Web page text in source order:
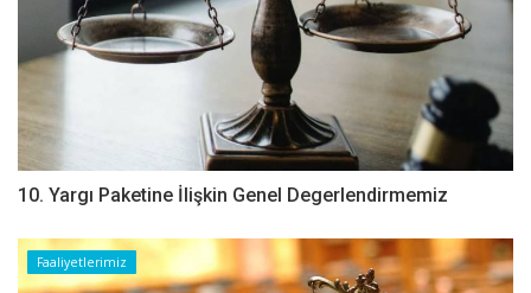
10. Yargı Paketine İlişkin Genel Degerlendirmemiz
Faaliyetlerimiz